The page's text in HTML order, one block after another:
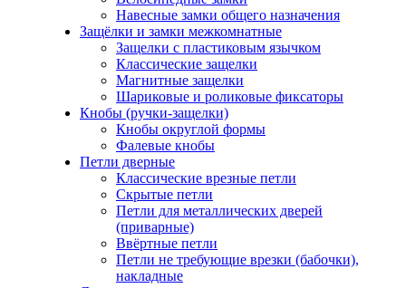
Навесные замки общего назначения
Защёлки и замки межкомнатные
Защелки с пластиковым язычком
Классические защелки
Магнитные защелки
Шариковые и роликовые фиксаторы
Кнобы (ручки-защелки)
Кнобы округлой формы
Фалевые кнобы
Петли дверные
Классические врезные петли
Скрытые петли
Петли для металлических дверей
(приварные)
Ввёртные петли
Петли не требующие врезки (бабочки),
накладные